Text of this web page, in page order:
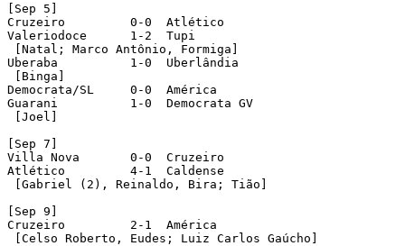
[Sep 5]
Cruzeiro	 0-0  Atlético
Valeriodoce	 1-2  Tupi
[Natal; Marco Antônio, Formiga]
Uberaba		 1-0  Uberlândia
[Binga]
Democrata/SL	 0-0  América
Guarani		 1-0  Democrata GV
[Joel]
[Sep 7]
Villa Nova	 0-0  Cruzeiro
Atlético	 4-1  Caldense
[Gabriel (2), Reinaldo, Bira; Tião]
[Sep 9]
Cruzeiro	 2-1  América
[Celso Roberto, Eudes; Luiz Carlos Gaúcho]